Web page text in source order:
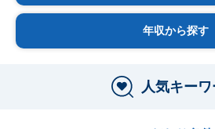
年収から探す
人気キー